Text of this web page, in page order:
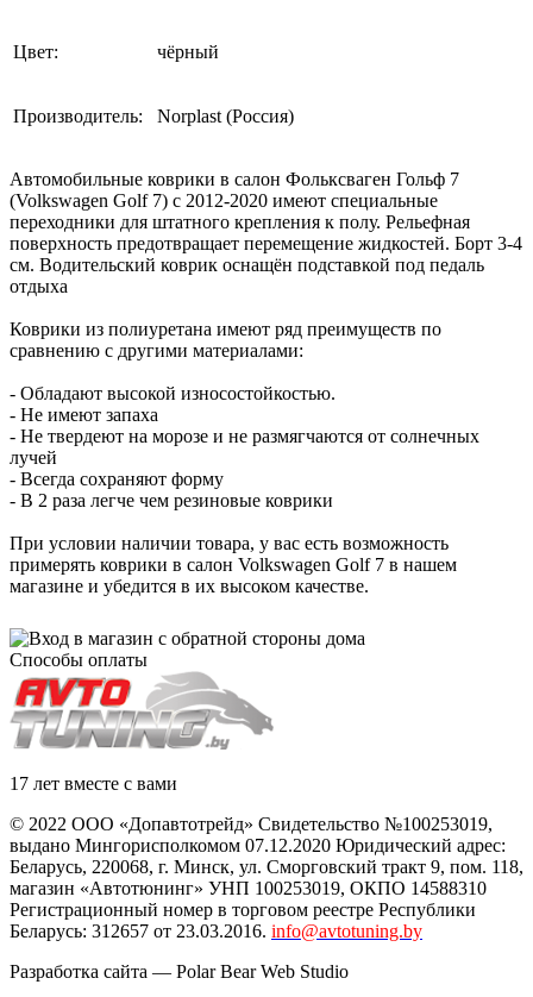
Цвет: чёрный
Производитель: Norplast (Россия)
Автомобильные коврики в салон Фольксваген Гольф 7
(Volkswagen Golf 7) c 2012-2020 имеют специальные
переходники для штатного крепления к полу. Рельефная
поверхность предотвращает перемещение жидкостей. Борт 3-4
см. Водительский коврик оснащён подставкой под педаль
отдыха
Коврики из полиуретана имеют ряд преимуществ по
сравнению с другими материалами:
- Обладают высокой износостойкостью.
- Не имеют запаха
- Не твердеют на морозе и не размягчаются от солнечных
лучей
- Всегда сохраняют форму
- В 2 раза легче чем резиновые коврики
При условии наличии товара, у вас есть возможность
примерять коврики в салон Volkswagen Golf 7 в нашем
магазине и убедится в их высоком качестве.
Способы оплаты
17 лет вместе с вами
© 2022 ООО «Допавтотрейд» Свидетельство №100253019,
выдано Мингорисполкомом 07.12.2020 Юридический адрес:
Беларусь, 220068, г. Минск, ул. Сморговский тракт 9, пом. 118,
магазин «Автотюнинг» УНП 100253019, ОКПО 14588310
Регистрационный номер в торговом реестре Республики
Беларусь: 312657 от 23.03.2016. info@avtotuning.by
Разработка сайта — Polar Bear Web Studio